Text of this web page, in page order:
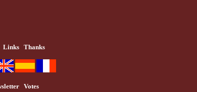
Links Thanks
Votes